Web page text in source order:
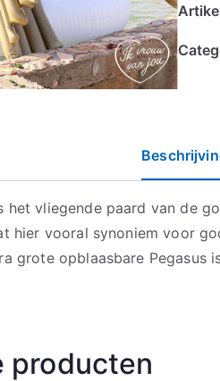
het vliegende paard van de
hier vooral synoniem voor
grote opblaasbare Pegasus
producten